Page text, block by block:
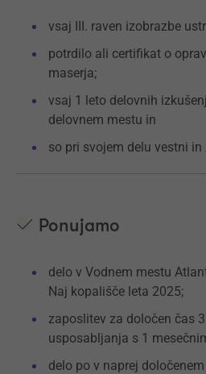
vsaj III. raven izobrazbe
potrdilo ali certifikat o
maserja;
vsaj 1 leto delovnih
delovnem mestu in
so pri svojem delu vestni in
Ponujamo
delo v Vodnem mestu
Naj kopališče leta 2025;
zaposlitev za določen čas
usposabljanja s 1
delo po v naprej